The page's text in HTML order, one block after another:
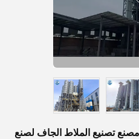
مصنع تصنيع الملاط الجاف لصنع